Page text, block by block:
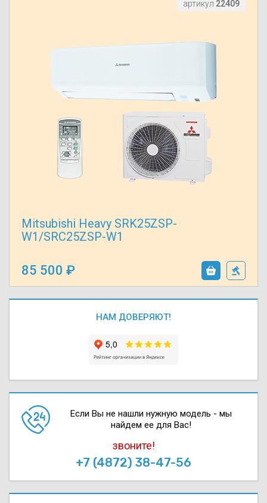
артикул 22409
Mitsubishi Heavy SRK25ZSP-
W1/SRC25ZSP-W1
85 500
НАМ ДОВЕРЯЮТ!
Если Вы не нашли нужную модель - мы
найдем ее для Вас!
звоните!
+7 (4872) 38-47-56